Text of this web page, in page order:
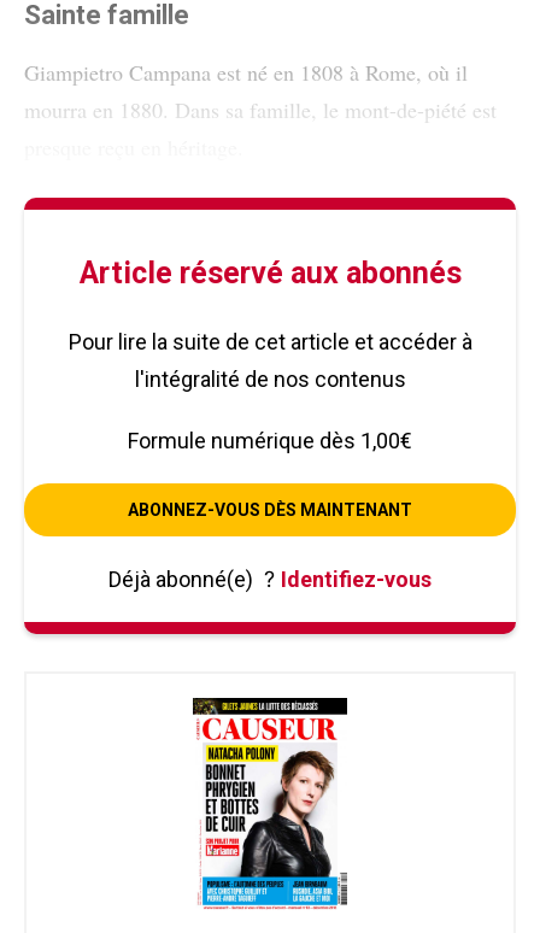
Sainte famille
Giampietro Campana est né en 1808 à Rome, où il
mourra en 1880. Dans sa famille, le mont-de-piété est
Article réservé aux abonnés
Pour lire la suite de cet article et accéder à
l'intégralité de nos contenus
Formule numérique dès 1,00€
ABONNEZ-VOUS DÈS MAINTENANT
Déjà abonné(e) ? Identifiez-vous